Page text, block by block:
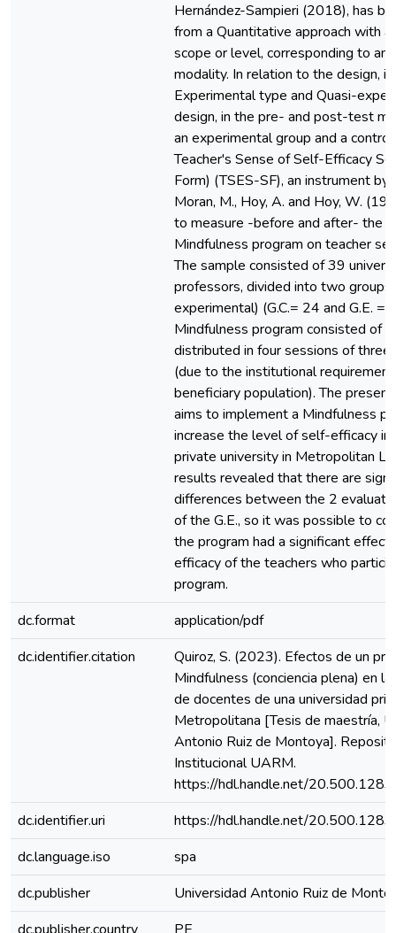
Hernández-Sampieri (2018), has
from a Quantitative approach with
scope or level, corresponding to an
modality. In relation to the design,
Experimental type and Quasi-
design, in the pre- and post-test
an experimental group and a
Teacher's Sense of Self-Efficacy
Form) (TSES-SF), an instrument by
Moran, M., Hoy, A. and Hoy, W.
to measure -before and after- the
Mindfulness program on teacher
The sample consisted of 39
professors, divided into two groups
experimental) (G.C.= 24 and G.E. =
Mindfulness program consisted of
distributed in four sessions of three
(due to the institutional
beneficiary population). The
aims to implement a Mindfulness
increase the level of self-efficacy in
private university in Metropolitan
results revealed that there are
differences between the 2
of the G.E., so it was possible to
the program had a significant
efficacy of the teachers who
program.
dc.format
application/pdf
dc.identifier.citation
Quiroz, S. (2023). Efectos de un
Mindfulness (conciencia plena) en
de docentes de una universidad
Metropolitana [Tesis de maestría,
Antonio Ruiz de Montoya].
Institucional UARM.
https://hdl.handle.net/
dc.identifier.uri
https://hdl.handle.net/
dc.language.iso
spa
dc.publisher
Universidad Antonio Ruiz de